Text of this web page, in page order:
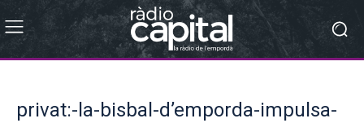
privat:-la-bisbal-d’emporda-impulsa-